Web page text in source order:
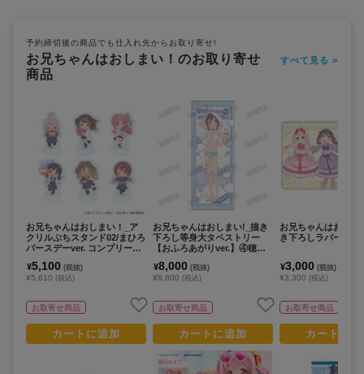
予約締切後の商品でも仕入れ先からお取り寄せ!
お兄ちゃんはおしまい！のお取り寄せ
商品
すべて見る >
お兄ちゃんはおしまい！_ア
クリルぷちスタンド02/まひろ
バースデーver. コンプリート
ラスト)【コンプリートセッ
ト/6個入り】
¥5,100 (税抜)
¥5,610 (税込)
お取寄せ商品
カートに追加
お兄ちゃんはおしまい!_描き
下ろし等身大タペストリー
【おふろあがりver.】④穂月
¥8,000 (税抜)
¥8,800 (税込)
お取寄せ商品
カートに追加
お兄ちゃんはおしま
き下ろしラバーマッ
¥3,000 (税抜)
¥3,300 (税込)
お取寄せ商品
カートに